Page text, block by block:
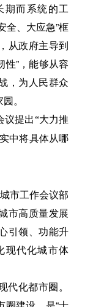
期而系统的工
全、大应急”框
从政府主导到
性”，能够从容
，为人民群众
。
议提出“大力推
中将具体从哪
市工作会议部
市高质量发展
引领、功能升
现代化城市体
化都市圈。